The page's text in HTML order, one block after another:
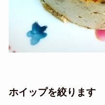
ホイップを絞ります